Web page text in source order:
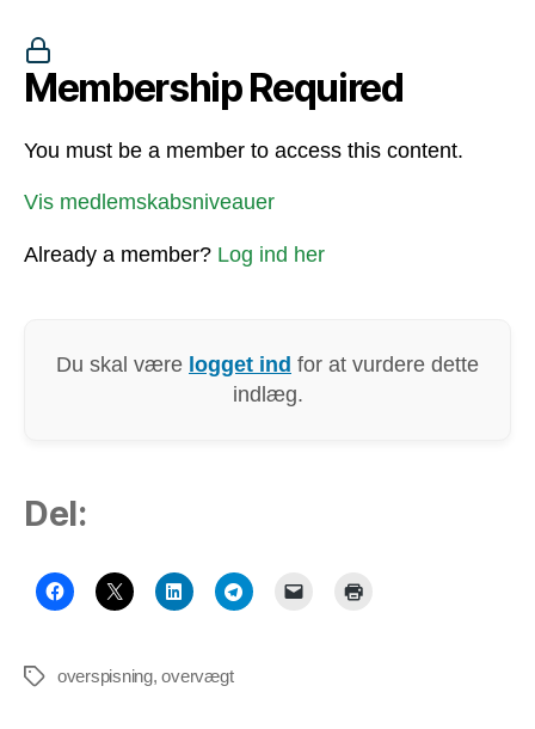
Membership Required
You must be a member to access this content.
Vis medlemskabsniveauer
Already a member? Log ind her
Du skal være logget ind for at vurdere dette
indlæg.
Del:
Tagsoverspisning,overvægt